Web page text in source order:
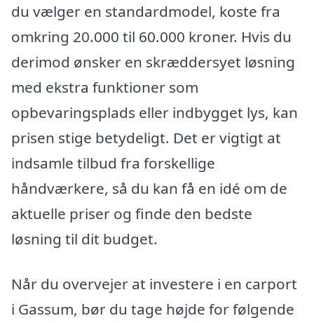
du vælger en standardmodel, koste fra
omkring 20.000 til 60.000 kroner. Hvis du
derimod ønsker en skræddersyet løsning
med ekstra funktioner som
opbevaringsplads eller indbygget lys, kan
prisen stige betydeligt. Det er vigtigt at
indsamle tilbud fra forskellige
håndværkere, så du kan få en idé om de
aktuelle priser og finde den bedste
løsning til dit budget.
Når du overvejer at investere i en carport
i Gassum, bør du tage højde for følgende